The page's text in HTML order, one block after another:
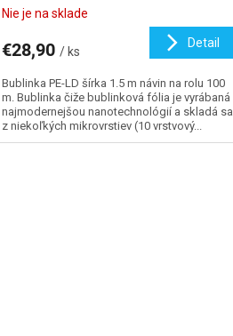
Nie je na sklade
€28,90 / ks
Detail
Bublinka PE-LD šírka 1.5 m návin na rolu 100
m. Bublinka čiže bublinková fólia je vyrábaná
najmodernejšou nanotechnológií a skladá sa
z niekoľkých mikrovrstiev (10 vrstvový...